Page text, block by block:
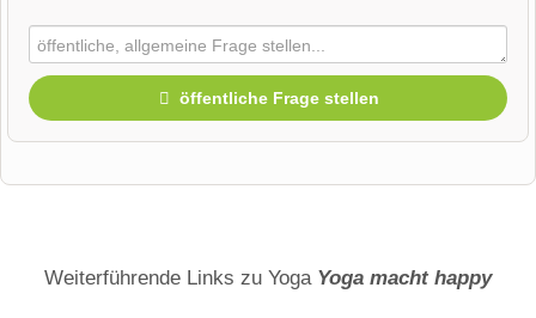
öffentliche Frage stellen
Weiterführende Links zu Yoga Yoga macht happy